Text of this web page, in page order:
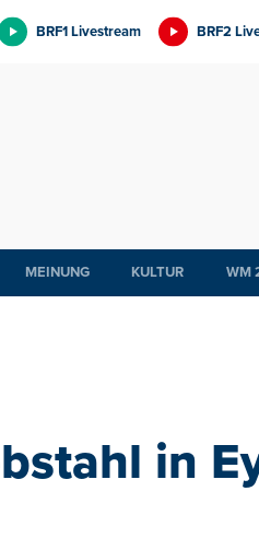
BRF1 Livestream BRF2
MEINUNG KULTUR WM
in